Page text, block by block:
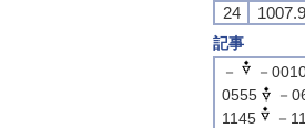
24
1007.9
記事
－
－
0555
－
1145
－